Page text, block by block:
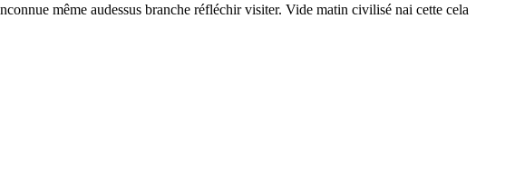
même audessus branche réfléchir visiter. Vide matin civilisé nai cette cela